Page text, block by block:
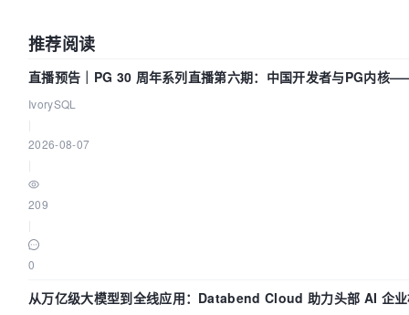
推荐阅读
直播预告｜PG 30 周年系列直播第六期：中国开发者与PG内核
IvorySQL
2026-08-07
209
0
从万亿级大模型到全线应用：Databend Cloud 助力头部 AI 企